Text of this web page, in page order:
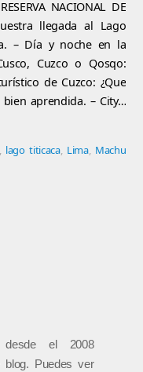
NACIONAL DE
llegada al Lago
– Día y noche en la
Cuzco o Qosqo:
de Cuzco: ¿Que
aprendida. – City…
lago titicaca, Lima, Machu
el 2008
blog. Puedes ver